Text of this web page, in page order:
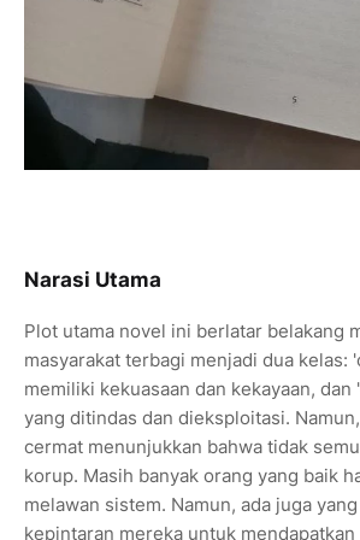
Narasi Utama
Plot utama novel ini berlatar belakang
masyarakat terbagi menjadi dua kelas:
memiliki kekuasaan dan kekayaan, dan
yang ditindas dan dieksploitasi.
cermat menunjukkan bahwa tidak
korup. Masih banyak orang yang baik
melawan sistem. Namun, ada juga
kepintaran mereka untuk mendapatkan